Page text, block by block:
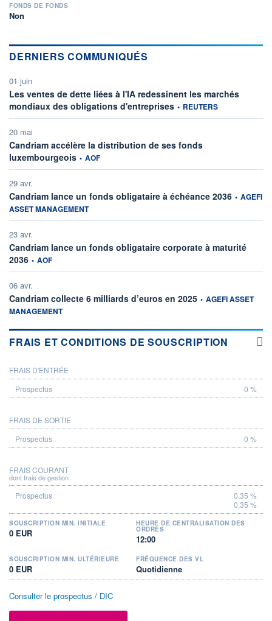
FONDS DE FONDS
Non
DERNIERS COMMUNIQUÉS
01 juin
Les ventes de dette liées à l'IA redessinent les marchés
mondiaux des obligations d'entreprises information fournie par
• REUTERS
20 mai
Candriam accélère la distribution de ses fonds
luxembourgeois information fournie par
• AOF
29 avr.
Candriam lance un fonds obligataire à échéance 2036 • AGEFI
ASSET MANAGEMENT
23 avr.
Candriam lance un fonds obligataire corporate à maturité
2036 information fournie par
• AOF
06 avr.
Candriam collecte 6 milliards d’euros en 2025 information fournie par
• AGEFI ASSET
MANAGEMENT
FRAIS ET CONDITIONS DE SOUSCRIPTION
PROSPECTUS
FRAIS D'ENTRÉE
0 %
FRAIS DE SORTIE
0 %
FRAIS COURANT
dont frais de gestion
0,35 %
0,35 %
SOUSCRIPTION MIN. INITIALE
0 EUR
HEURE DE CENTRALISATION DES
ORDRES
12:00
SOUSCRIPTION MIN. ULTÉRIEURE
0 EUR
FRÉQUENCE DES VL
Quotidienne
Consulter le prospectus / DIC